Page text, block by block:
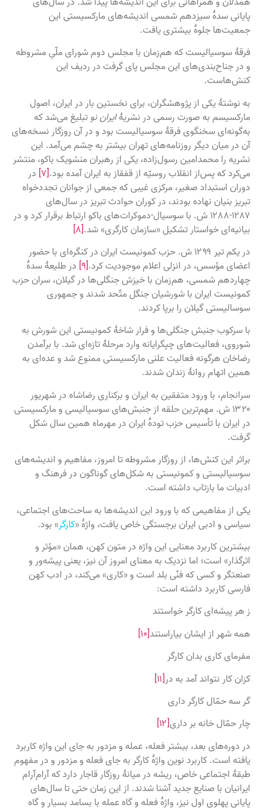
پایانی سدهٔ سیزدهم شمسی اندیشه‌های مارکسیستی این
جمعیت‌ها جلوهٔ بیشتری یافت.
فرقهٔ سوسیالیست که هم‌زمان با مجلس دوم شورای ملّیِ مشروطه
و در جناح‌بندی‌های این مجلس پای گرفت در ردیف این
کنش‌هاست.
به نوشتهٔ یکی از پژوهشگران، برای نخستین بار در ایران، اصول
مارکسیسم به صورت رسمی در نشریهٔایران نو تبلیغ می‌شد که
به‌گونه‌ای سخنگوی فرقهٔ سوسیالیست بود و در آن روزگار نسخه‌های
آن در میان دیگر روزنامه‌های تهران بیشتر به چشم می‌آمد. این
نشریه را محمدامین رسول‌زاده، یکی از رهبران منشویک باکو، منتشر
می‌کرد که پس‌از انقلاب روسیّه از قفقاز به ایران آمده بود.[۷]
در
دوران استبداد صغیر، مرکزی غیبی که جمعی از جوانان تجددخواه
تبریز بنیان نهاده بودند، در کوران حوادث تبریز در سال‌های
۱۲۸۷-۱۲۸۸ ش. با سوسیال-دموکرات‌های باکو ارتباط برقرار کرد و در
بیانیه‌ای خواستار تشکیل «سازمان کارگری» شد.[۸]
در یکم تیر ۱۲۹۹ ش. حزب کمونیست ایران در کنگره‌ای با حضور
اعضای مؤسس، در انزلی اعلام موجودیت کرد.
در طلیعهٔ سدۀ
چهاردهم شمسی، هم‌زمان با خیزش جنگلی‌ها در گیلان، سران حزب
کمونیست ایران با شورشیان جنگل متّحد شدند و جمهوری
سوسالیستی گیلان را برپا کردند.
با سرکوب جنبش جنگلی‌ها و فرار شاخهٔ کمونیستی این شورش به
شوروی، فعالیت‌های چپگرایانه وارد مرحلهٔ تازه‌ای شد. با برآمدن
رضاخان هرگونه فعالیت علنی مارکسیستی ممنوع شد و عده‌ای به
همین اتهام روانهٔ زندان شدند.
سرانجام، با ورود متفقین به ایران و برکناری رضاشاه در شهریور
۱۳۲۰ ش. مهم‌ترین حلقه از جنبش‌های سوسیالیسی و مارکسیستی
در ایران با تأسیس حزب تودهٔ ایران در مهرماه همین سال شکل
گرفت.
براثر این کنش‌ها، از روزگار مشروطه تا امروز، مفاهیم و اندیشه‌های
سوسیالیستی و کمونیستی به شکل‌های گوناگون در فرهنگ و
ادبیات ما بازتاب داشته است.
یکی از مفاهیمی که با ورود این اندیشه‌ها به ساحت‌های اجتماعی،
سیاسی و ادبی ایران برجستگی خاص یافت، واژهٔ «کارگر » بود.
بیشترین کاربرد معنایی این واژه در متون کهن، همان «مؤثر و
اثرگذار» است؛ اما نزدیک به معنای امروز آن نیز، یعنی پیشه‌ور و
صنعتگر و کسی که فنّی بلد است و «کاری» می‌کند، در ادب کهن
فارسی کاربرد داشته است:
ز هر پیشه‌ای کارگر خواستند
همه شهر از ایشان بیاراستند[۱۰]
مفرمای کاری بدان کارگر
کزان کار نتواند آمد به در [۱۱]
گر سه حمّال کارگر داری
چار حمّال خانه‌ بر داری
در دوره‌های بعد، بیشتر فعله، عمله و مزدور به جای این واژه کاربرد
یافته است. کاربرد نوین واژهٔ کارگر به جای فعله و مزدور و در مفهوم
طبقهٔ اجتماعی خاص، ریشه در میانهٔ روزگار قاجار دارد که آرام‌آرام
ایرانیان با صنایع جدید آشنا شدند. از این زمان حتی تا سال‌های
پایانی پهلوی اول نیز، واژهٔ فعله و گاه عمله با بسامد بسیار و گاه